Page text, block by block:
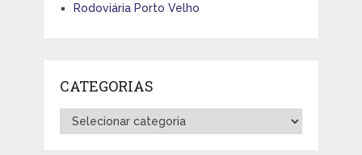
Rodoviária Porto Velho
CATEGORIAS
Categorias